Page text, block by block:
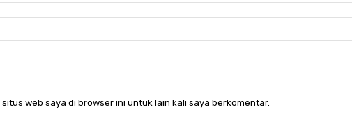
situs web saya di browser ini untuk lain kali saya berkomentar.